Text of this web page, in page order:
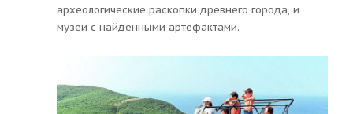
археологические раскопки древнего города, и
музеи с найденными артефактами.